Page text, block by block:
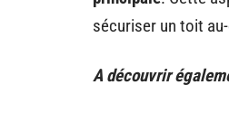
sécuriser un toit
A découvrir